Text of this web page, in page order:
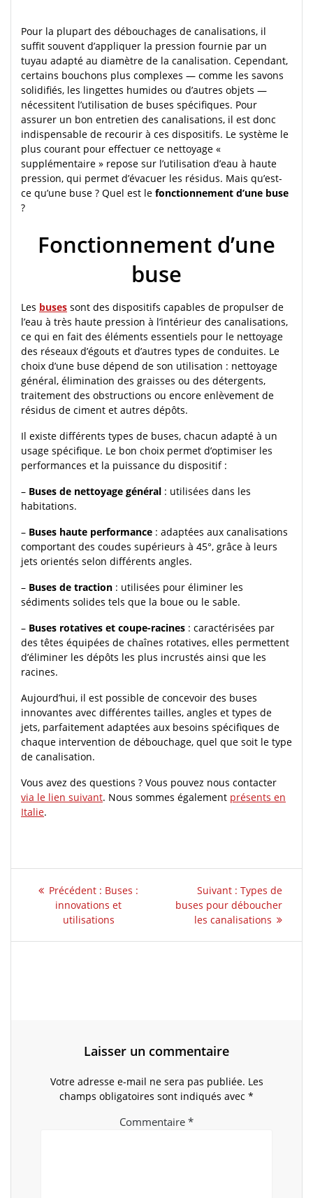
Pour la plupart des débouchages de canalisations, il
suffit souvent d’appliquer la pression fournie par un
tuyau adapté au diamètre de la canalisation. Cependant,
certains bouchons plus complexes — comme les savons
solidifiés, les lingettes humides ou d’autres objets —
nécessitent l’utilisation de buses spécifiques. Pour
assurer un bon entretien des canalisations, il est donc
indispensable de recourir à ces dispositifs. Le système le
plus courant pour effectuer ce nettoyage «
supplémentaire » repose sur l’utilisation d’eau à haute
pression, qui permet d’évacuer les résidus. Mais qu’est-
ce qu’une buse ? Quel est le fonctionnement d’une buse
?
Fonctionnement d’une
buse
Les buses sont des dispositifs capables de propulser de
l’eau à très haute pression à l’intérieur des canalisations,
ce qui en fait des éléments essentiels pour le nettoyage
des réseaux d’égouts et d’autres types de conduites. Le
choix d’une buse dépend de son utilisation : nettoyage
général, élimination des graisses ou des détergents,
traitement des obstructions ou encore enlèvement de
résidus de ciment et autres dépôts.
Il existe différents types de buses, chacun adapté à un
usage spécifique. Le bon choix permet d’optimiser les
performances et la puissance du dispositif :
– Buses de nettoyage général : utilisées dans les
habitations.
– Buses haute performance : adaptées aux canalisations
comportant des coudes supérieurs à 45°, grâce à leurs
jets orientés selon différents angles.
– Buses de traction : utilisées pour éliminer les
sédiments solides tels que la boue ou le sable.
– Buses rotatives et coupe-racines : caractérisées par
des têtes équipées de chaînes rotatives, elles permettent
d’éliminer les dépôts les plus incrustés ainsi que les
racines.
Aujourd’hui, il est possible de concevoir des buses
innovantes avec différentes tailles, angles et types de
jets, parfaitement adaptées aux besoins spécifiques de
chaque intervention de débouchage, quel que soit le type
de canalisation.
Vous avez des questions ? Vous pouvez nous contacter
via le lien suivant. Nous sommes également présents en
Italie.
Navigation
l’article
Précédent : Article
précédent
:
Buses :
innovations et
utilisations
Suivant : Article
suivant
:
Types de
buses pour déboucher
les canalisations
Laisser un commentaire
Votre adresse e-mail ne sera pas publiée. Les
champs obligatoires sont indiqués avec *
Commentaire *